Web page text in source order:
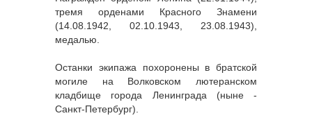
тремя орденами Красного Знамени
(14.08.1942, 02.10.1943, 23.08.1943),
медалью.
Останки экипажа похоронены в братской
могиле на Волковском лютеранском
кладбище города Ленинграда (ныне -
Санкт-Петербург).